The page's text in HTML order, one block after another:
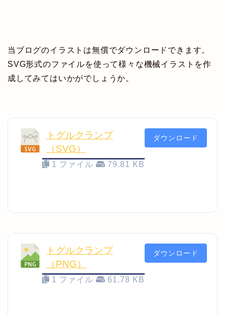
当ブログのイラストは無償でダウンロードできます。
SVG形式のファイルを使って様々な機械イラストを作
成してみてはいかがでしょうか。
トグルクランプ
（SVG）
1 ファイル 79.81 KB
ダウンロード
トグルクランプ
（PNG）
1 ファイル 61.78 KB
ダウンロード